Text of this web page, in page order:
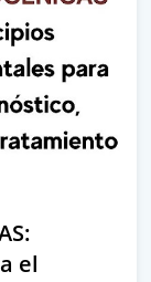
el